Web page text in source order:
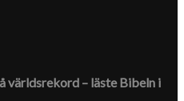
världs­rekord – läste Bibeln i